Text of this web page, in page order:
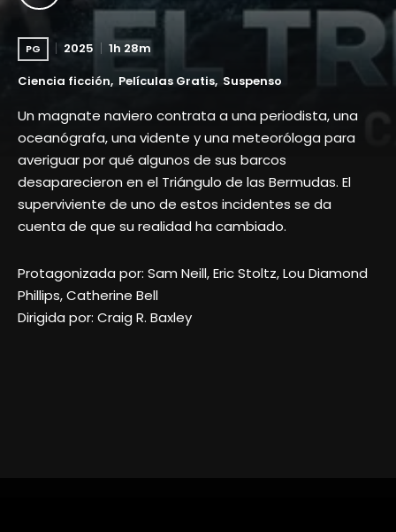
PG 2025
1h 28m
Ciencia ficción Películas Gratis Suspenso
Un magnate naviero contrata a una periodista, una
oceanógrafa, una vidente y una meteoróloga para
averiguar por qué algunos de sus barcos
desaparecieron en el Triángulo de las Bermudas. El
superviviente de uno de estos incidentes se da
cuenta de que su realidad ha cambiado.
Protagonizada por: Sam Neill, Eric Stoltz, Lou Diamond
Phillips, Catherine Bell
Dirigida por: Craig R. Baxley